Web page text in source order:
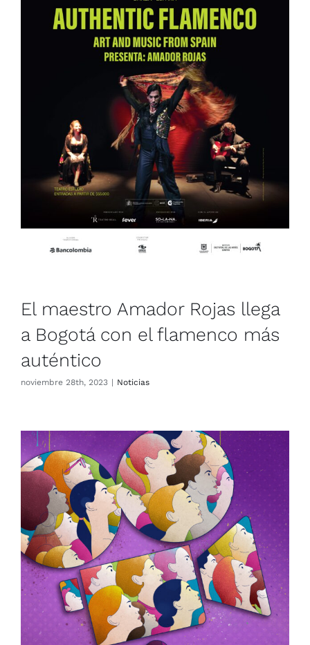
El maestro Amador Rojas llega a
Bogotá con el flamenco más
auténtico
Noticias
El maestro Amador Rojas llega
a Bogotá con el flamenco más
auténtico
noviembre 28th, 2023 | Noticias
Ciclo de cortos 25-N: Día
Internacional de la Erradicación
de la Violencia Contra la Mujer